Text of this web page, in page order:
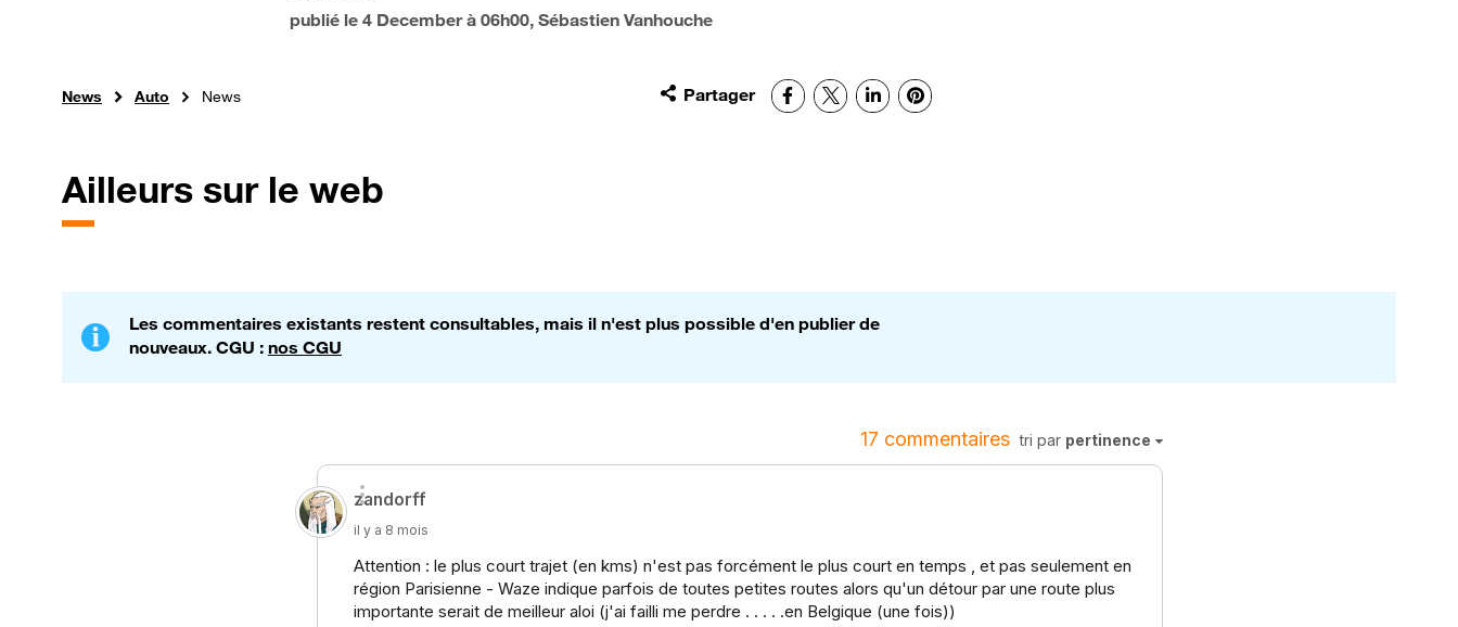
publié le 4 December à 06h00, Sébastien Vanhouche
News Auto News Partager Facebook
X LinkedInPinterest
Ailleurs sur le web
Les commentaires existants restent consultables, mais il n'est plus possible d'en publier de
nouveaux. CGU : nos CGU